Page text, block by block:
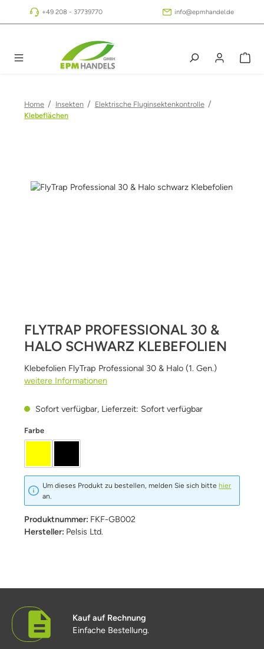
Zum Hauptinhalt springen
+49 208 - 37739770 info@epmhandel.de
Home / Insekten / Elektrische Fluginsektenkontrolle /
Klebeflächen
Bildergalerie überspringen
FLYTRAP PROFESSIONAL 30 &
HALO SCHWARZ KLEBEFOLIEN
Klebefolien FlyTrap Professional 30 & Halo (1. Gen.)
weitere Informationen
Sofort verfügbar, Lieferzeit: Sofort verfügbar
Farbeauswählen
Um dieses Produkt zu bestellen, melden Sie sich bittehier
an.
Produktnummer: FKF-GB002
Hersteller: Pelsis Ltd.
Kauf auf Rechnung
Einfache Bestellung.